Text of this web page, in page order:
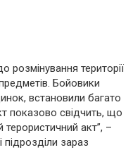
розмінування території
Бойовики
встановили багато
показово свідчить, що
акт”, –
зараз